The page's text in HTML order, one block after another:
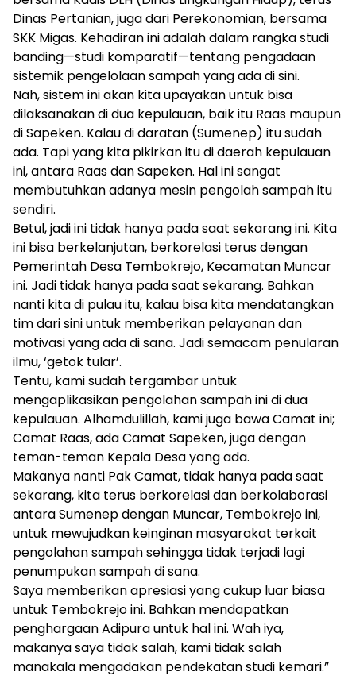
Dinas Pertanian, juga dari Perekonomian, bersama
SKK Migas. Kehadiran ini adalah dalam rangka studi
banding—studi komparatif—tentang pengadaan
sistemik pengelolaan sampah yang ada di sini.
Nah, sistem ini akan kita upayakan untuk bisa
dilaksanakan di dua kepulauan, baik itu Raas maupun
di Sapeken. Kalau di daratan (Sumenep) itu sudah
ada. Tapi yang kita pikirkan itu di daerah kepulauan
ini, antara Raas dan Sapeken. Hal ini sangat
membutuhkan adanya mesin pengolah sampah itu
sendiri.
Betul, jadi ini tidak hanya pada saat sekarang ini. Kita
ini bisa berkelanjutan, berkorelasi terus dengan
Pemerintah Desa Tembokrejo, Kecamatan Muncar
ini. Jadi tidak hanya pada saat sekarang. Bahkan
nanti kita di pulau itu, kalau bisa kita mendatangkan
tim dari sini untuk memberikan pelayanan dan
motivasi yang ada di sana. Jadi semacam penularan
ilmu, ‘getok tular’.
Tentu, kami sudah tergambar untuk
mengaplikasikan pengolahan sampah ini di dua
kepulauan. Alhamdulillah, kami juga bawa Camat ini;
Camat Raas, ada Camat Sapeken, juga dengan
teman-teman Kepala Desa yang ada.
Makanya nanti Pak Camat, tidak hanya pada saat
sekarang, kita terus berkorelasi dan berkolaborasi
antara Sumenep dengan Muncar, Tembokrejo ini,
untuk mewujudkan keinginan masyarakat terkait
pengolahan sampah sehingga tidak terjadi lagi
penumpukan sampah di sana.
Saya memberikan apresiasi yang cukup luar biasa
untuk Tembokrejo ini. Bahkan mendapatkan
penghargaan Adipura untuk hal ini. Wah iya,
makanya saya tidak salah, kami tidak salah
manakala mengadakan pendekatan studi kemari.”